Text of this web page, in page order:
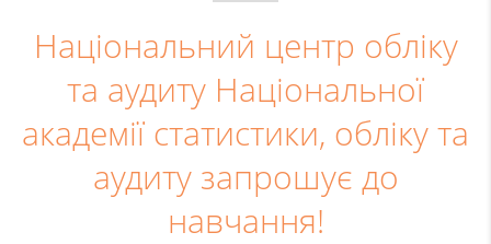
Національний центр обліку
та аудиту Національної
академії статистики, обліку та
аудиту запрошує до
навчання!